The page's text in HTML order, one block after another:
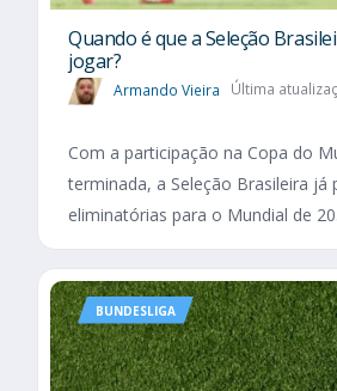
Quando é que a Seleção
jogar?
Armando Vieira Última
Com a participação na Copa do
terminada, a Seleção Brasileira já
eliminatórias para o Mundial de
BUNDESLIGA